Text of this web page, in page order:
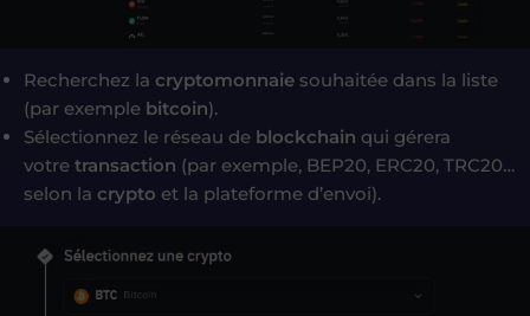
Recherchez la cryptomonnaie souhaitée dans la liste
(par exemple bitcoin).
Sélectionnez le réseau de blockchain qui gérera
votre transaction (par exemple, BEP20, ERC20, TRC20…
selon la crypto et la plateforme d’envoi).